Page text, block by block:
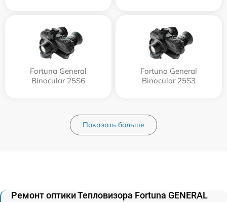
Fortuna General
Binocular 25S6
Fortuna General
Binocular 25S3
Показать больше
Ремонт оптики Тепловизора Fortuna GENERAL